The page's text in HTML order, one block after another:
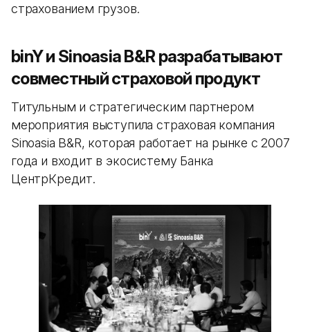
страхованием грузов.
binY и Sinoasia B&R разрабатывают
совместный страховой продукт
Титульным и стратегическим партнером
мероприятия выступила страховая компания
Sinoasia B&R, которая работает на рынке с 2007
года и входит в экосистему Банка
ЦентрКредит.